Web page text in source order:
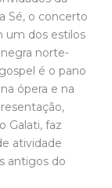
Sé, o concerto
um dos estilos
norte-
é o pano
ópera e na
Galati, faz
atividade
antigos do